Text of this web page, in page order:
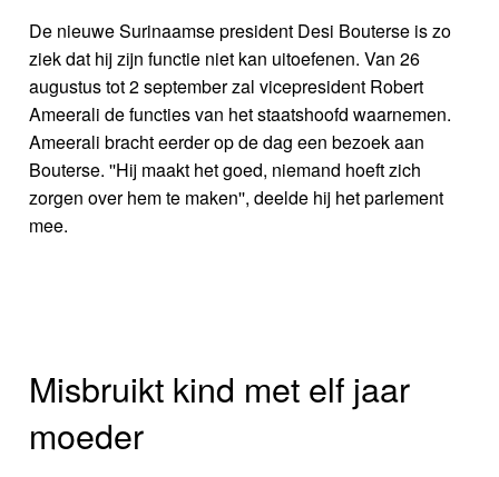
De nieuwe Surinaamse president Desi Bouterse is zo
ziek dat hij zijn functie niet kan uitoefenen. Van 26
augustus tot 2 september zal vicepresident Robert
Ameerali de functies van het staatshoofd waarnemen.
Ameerali bracht eerder op de dag een bezoek aan
Bouterse. ''Hij maakt het goed, niemand hoeft zich
zorgen over hem te maken'', deelde hij het parlement
mee.
Misbruikt kind met elf jaar
moeder